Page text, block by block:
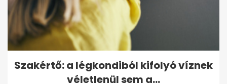
Szakértő: a légkondiból kifolyó víznek
véletlenül sem a...